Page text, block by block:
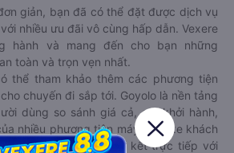
giản, bạn đã có thể đặt được dịch vụ
nhiều ưu đãi vô cùng hấp dẫn. Vexere
hành và mang đến cho bạn những
toàn và trọn vẹn nhất.
thể tham khảo thêm các phương tiện
cho chuyến đi sắp tới. Goyolo là nền tảng
dùng so sánh giá cả, giờ khởi hành,
nhiều phương tiện máy bay, xe khách
của Goyolo được liên kết trực tiếp với